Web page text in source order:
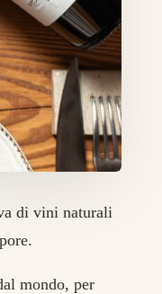
di vini naturali
mondo, per